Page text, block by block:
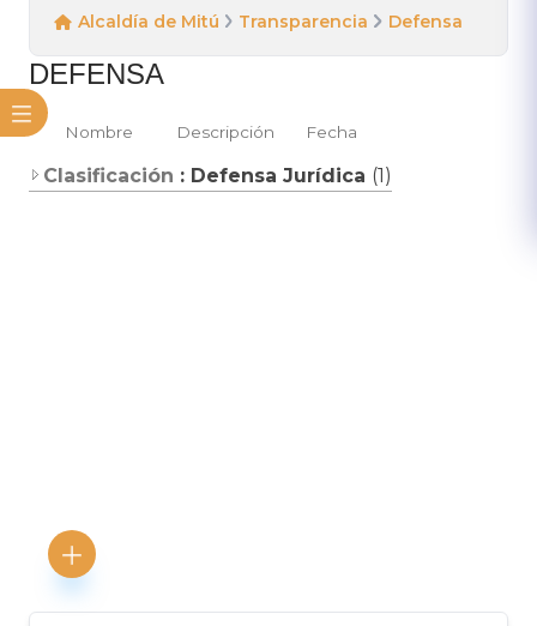
Alcaldía de Mitú Transparencia Defensa
DEFENSA
Nombre Descripción Fecha
Clasificación : Defensa Jurídica (1)